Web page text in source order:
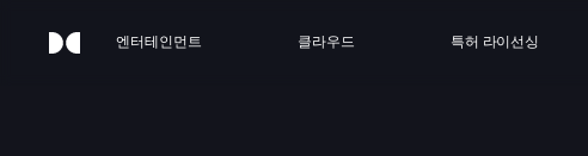
엔터테인먼트 클라우드 특허 라이선싱